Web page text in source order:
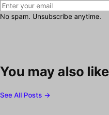
No spam. Unsubscribe anytime.
You may also like
See All Posts →